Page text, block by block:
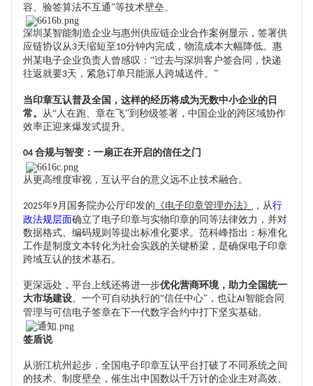
容、验签算法不互通”等技术壁垒。
深圳某智能制造企业与惠州供应链企业合作案例显示，签署供
应链协议从3天缩短至 10分钟内完成，物流成本大幅降低。惠
州某电子企业负责人曾感叹：“过去与深圳客户签合同，快递
往返就要3天，紧急订单只能派人跨城送件。”
当印章互认普及全国，这样的经历将成为无数中小企业的日
常。 从“人在跑、章在飞”到秒级签署，中国企业的跨区域协作
效率正迎来爆发式提升。
04 合规与智变：一扇正在开启的信任之门
从更高维度审视，互认平台的意义远不止技术融合。
2025年9月国务院办公厅印发的 《电子印章管理办法》 ，从行
政法规层面确立了电子印章与实物印章的同等法律效力，并对
数据格式、编码规则等提出标准化要求。范科峰指出：标准化
工作是制度文本转化为社会实践的关键桥梁，是确保电子印章
跨域互认的技术基石。
更深远处，平台上线还将进一步优化营商环境，助力全国统一
大市场建设。一个可自动执行的“信任中心”，也让AI智能合同
管理与可信电子签章在下一代数字合约中打下坚实基础。
签盾说
从浙江杭州起步，全国电子印章互认平台打破了不同系统之间
的技术、 制度壁垒， 催生出中国数以千万计的企业主对高效、